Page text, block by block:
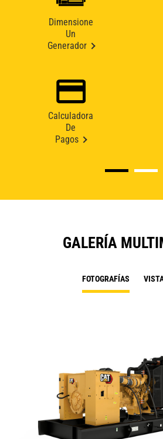
Dimensione
Un
Generador
Calculadora
De
Pagos
GALERÍA
FOTOGRAFÍAS